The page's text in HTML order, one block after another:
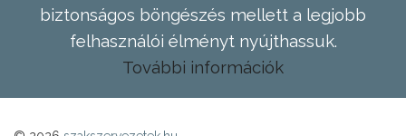
biztonságos böngészés mellett a legjobb
felhasználói élményt nyújthassuk.
További információk